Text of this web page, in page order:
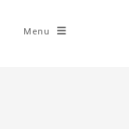
Menu